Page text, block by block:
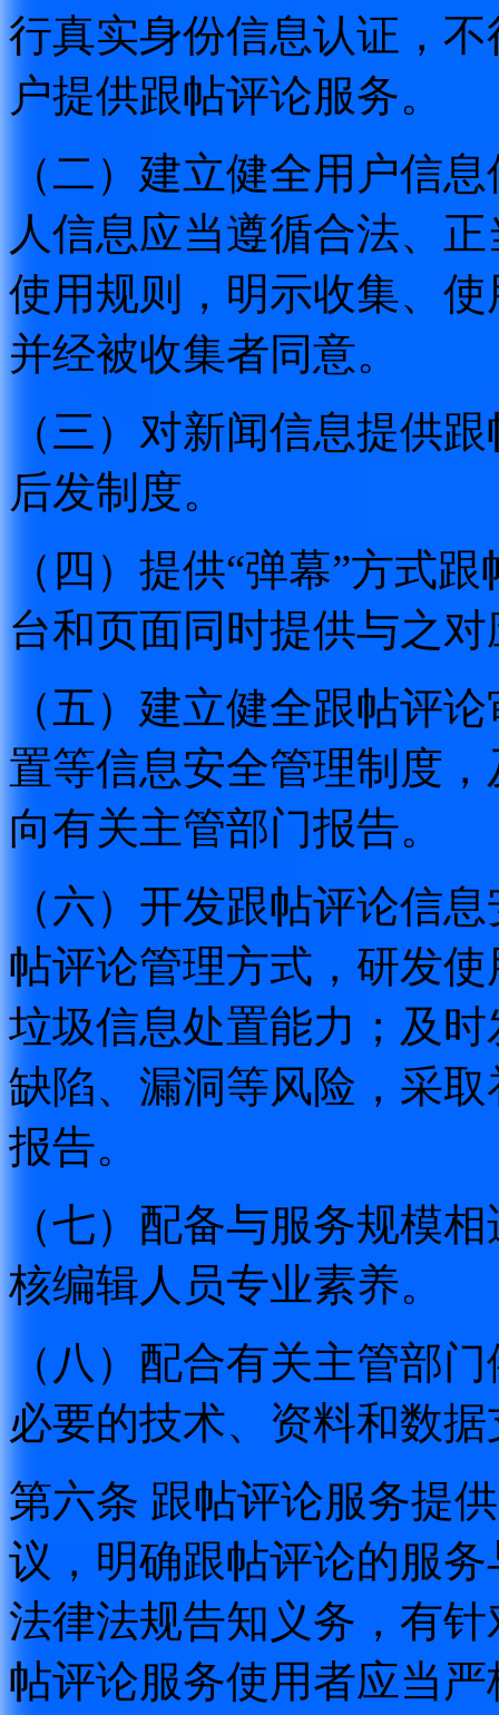
行真实身份信息认证，
户提供跟帖评论服务。
（二）建立健全用户信
人信息应当遵循合法、
使用规则，明示收集、
并经被收集者同意。
（三）对新闻信息提供
后发制度。
（四）提供“弹幕”方式
台和页面同时提供与之
（五）建立健全跟帖评
置等信息安全管理制度
向有关主管部门报告。
（六）开发跟帖评论信
帖评论管理方式，研发
垃圾信息处置能力；及
缺陷、漏洞等风险，采
报告。
（七）配备与服务规模
核编辑人员专业素养。
（八）配合有关主管部
必要的技术、资料和数
第六条 跟帖评论服务提
议，明确跟帖评论的服
法律法规告知义务，有
帖评论服务使用者应当